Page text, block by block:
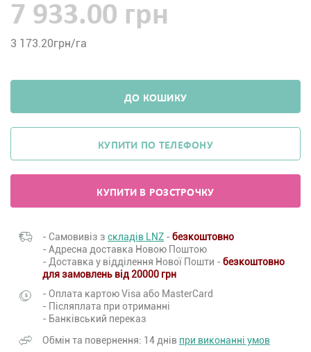
7 933.00 грн
3 173.20грн/га
ДО КОШИКУ
КУПИТИ ПО ТЕЛЕФОНУ
КУПИТИ В РОЗСТРОЧКУ
- Самовивіз з складів LNZ - безкоштовно
- Адресна доставка Новою Поштою
- Доставка у відділення Нової Пошти - безкоштовно
для замовлень від 20000 грн
- Оплата картою Visa або MasterCard
- Післяплата при отриманні
- Банківський переказ
Обмін та повернення: 14 днів при виконанні умов